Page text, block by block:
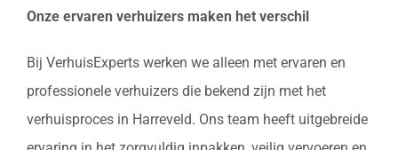
Onze ervaren verhuizers maken het verschil
Bij VerhuisExperts werken we alleen met ervaren en
professionele verhuizers die bekend zijn met het
verhuisproces in Harreveld. Ons team heeft uitgebreide